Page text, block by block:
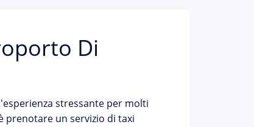
Di
stressante per molti
prenotare un servizio di taxi